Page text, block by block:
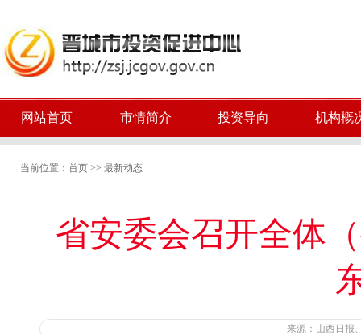
网站首页 市情简介 投资导向 机构概
当前位置： 首页 >> 最新动态
省安委会召开全体
来源：山西日报